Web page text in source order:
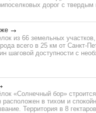
дорог с
из 66 земельных
всего в 25 км от Санкт-
шаговой доступности с
«Солнечный бор»
в тихом и
Территория в 8